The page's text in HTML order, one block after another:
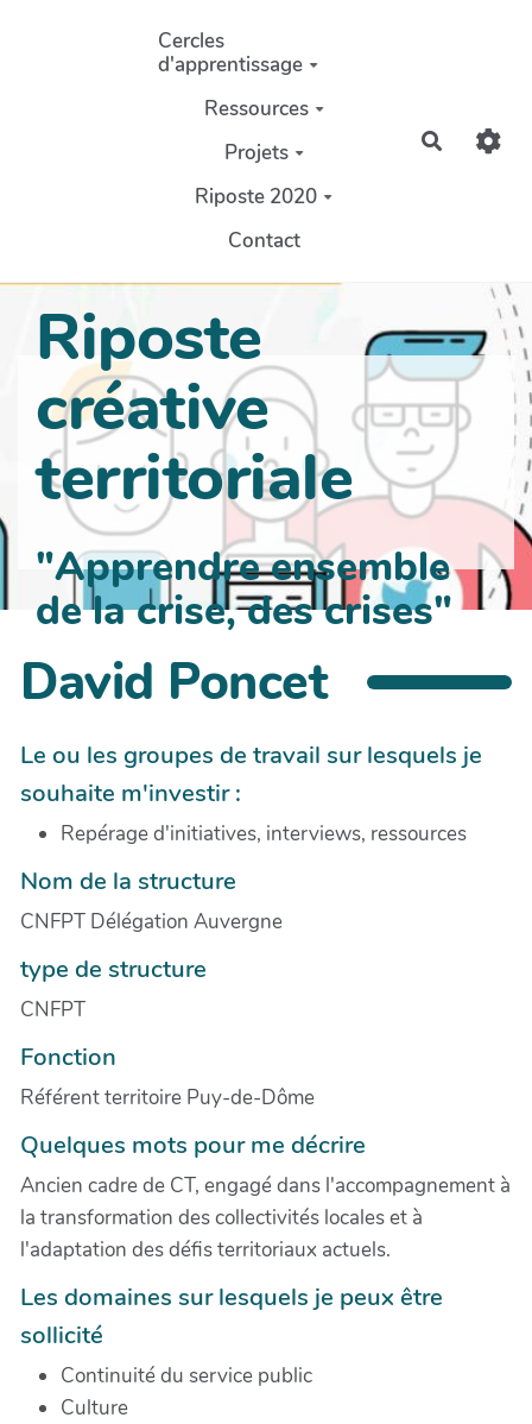
Aller au contenu principal
Cercles
d'apprentissage
Ressources
Projets
Riposte 2020
Contact
Riposte
créative
territoriale
"Apprendre ensemble
de la crise, des crises"
David Poncet
Le ou les groupes de travail sur lesquels je
souhaite m'investir :
Repérage d'initiatives, interviews, ressources
Nom de la structure
CNFPT Délégation Auvergne
type de structure
CNFPT
Fonction
Référent territoire Puy-de-Dôme
Quelques mots pour me décrire
Ancien cadre de CT, engagé dans l'accompagnement à
la transformation des collectivités locales et à
l'adaptation des défis territoriaux actuels.
Les domaines sur lesquels je peux être
sollicité
Continuité du service public
Culture